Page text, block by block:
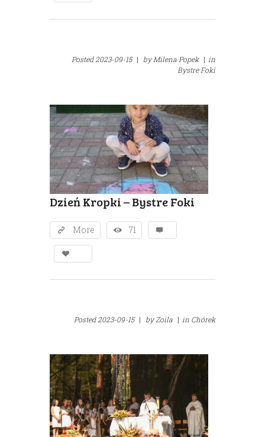
Posted2023-09-15 | byMilena Popek | in
Bystre Foki
Dzień Kropki – Bystre Foki
More 71
Posted2023-09-15 | byZoila | in Chórek